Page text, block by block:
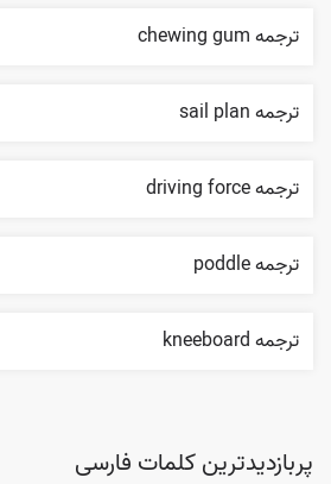
ترجمه chewing gum
ترجمه sail plan
ترجمه driving force
ترجمه poddle
ترجمه kneeboard
پربازدیدترین کلمات فارسی